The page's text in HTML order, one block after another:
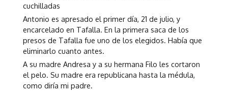
cuchilladas
Antonio es apresado el primer día, 21 de julio, y
encarcelado en Tafalla. En la primera saca de los
presos de Tafalla fue uno de los elegidos. Había que
eliminarlo cuanto antes.
A su madre Andresa y a su hermana Filo les cortaron
el pelo. Su madre era republicana hasta la médula,
como diría mi padre.